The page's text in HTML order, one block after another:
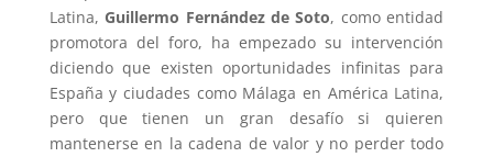
Latina, Guillermo Fernández de Soto, como entidad
promotora del foro, ha empezado su intervención
diciendo que existen oportunidades infinitas para
España y ciudades como Málaga en América Latina,
pero que tienen un gran desafío si quieren
mantenerse en la cadena de valor y no perder todo